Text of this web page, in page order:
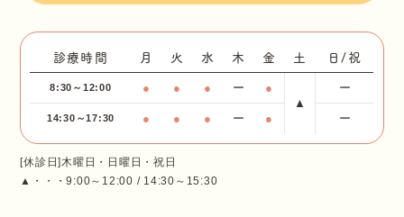
診療時間 月 火 水 木 金 土 日/祝
8:30～12:00 ● ● ● ー
●
▲
ー
14:30～17:30 ● ● ● ー ● ー
[休診日]木曜日・日曜日・祝日
▲・・・9:00～12:00 / 14:30～15:30